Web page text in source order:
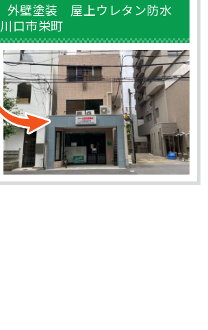
外壁塗装 屋上ウレタン防水
市栄町